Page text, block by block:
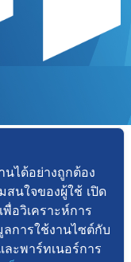
จำกัด
ชั้น 18
งเทพมหานคร 10310
7595
นได้อย่างถูกต้อง
นใจของผู้ใช้ เปิด
อวิเคราะห์การ
ลการใช้งานไซต์กับ
ะพาร์ทเนอร์การ